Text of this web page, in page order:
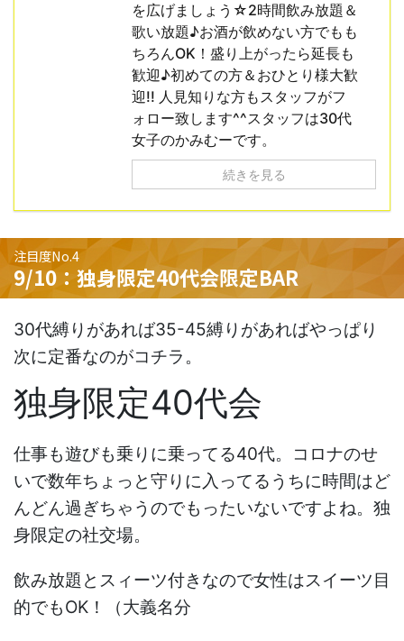
を広げましょう☆2時間飲み放題＆
歌い放題♪お酒が飲めない方でもも
ちろんOK！盛り上がったら延長も
歓迎♪初めての方＆おひとり様大歓
迎!! 人見知りな方もスタッフがフ
ォロー致します^^スタッフは30代
女子のかみむーです。
続きを見る
注目度No.4
9/10：独身限定40代会限定BAR
30代縛りがあれば35-45縛りがあればやっぱり
次に定番なのがコチラ。
独身限定40代会
仕事も遊びも乗りに乗ってる40代。コロナのせ
いで数年ちょっと守りに入ってるうちに時間はど
んどん過ぎちゃうのでもったいないですよね。独
身限定の社交場。
飲み放題とスィーツ付きなので女性はスイーツ目
的でもOK！（大義名分